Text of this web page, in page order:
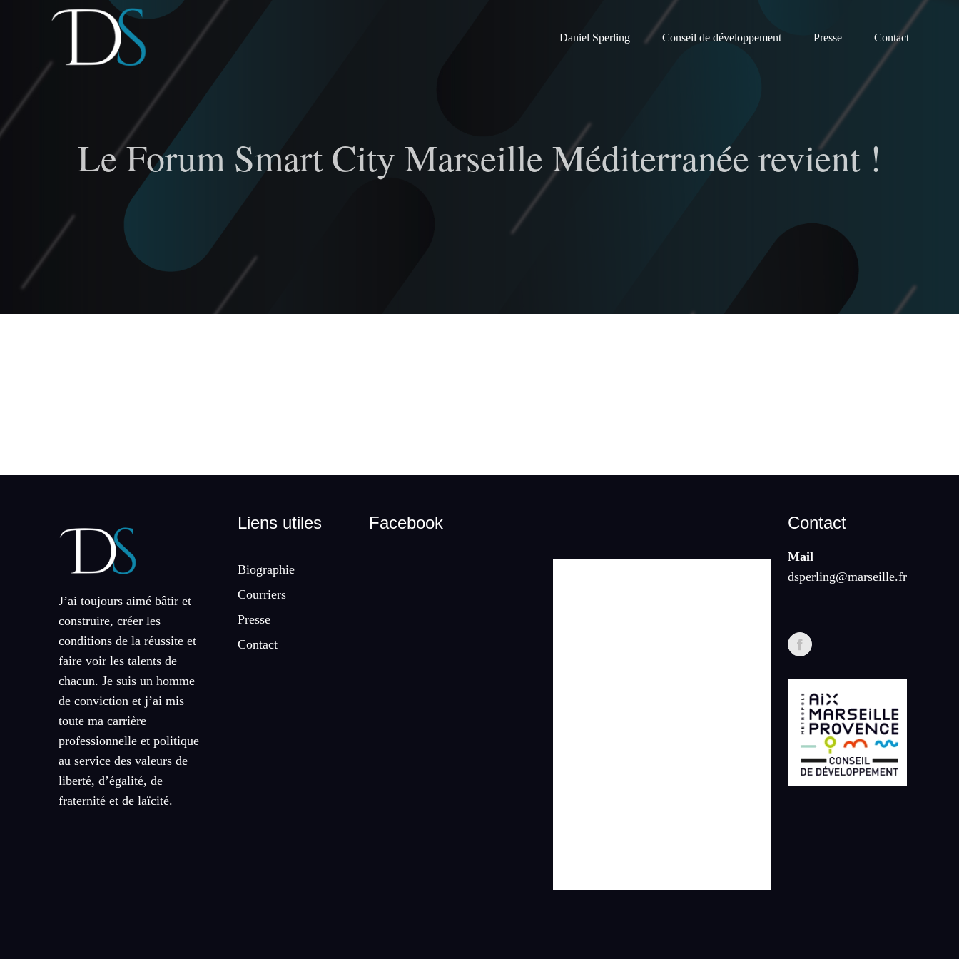
Daniel Sperling Conseil de développement Presse Contact
Le Forum Smart City Marseille Méditerranée revient !
J’ai toujours aimé bâtir et
construire, créer les
conditions de la réussite et
faire voir les talents de
chacun. Je suis un homme
de conviction et j’ai mis
toute ma carrière
professionnelle et politique
au service des valeurs de
liberté, d’égalité, de
fraternité et de laïcité.
Liens utiles
Biographie
Courriers
Presse
Contact
Facebook Contact
Mail
dsperling@marseille.fr